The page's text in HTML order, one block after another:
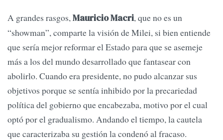
A grandes rasgos,Mauricio Macri, que no es un
“showman”, comparte la visión de Milei, si bien entiende
que sería mejor reformar el Estado para que se asemeje
más a los del mundo desarrollado que fantasear con
abolirlo. Cuando era presidente, no pudo alcanzar sus
objetivos porque se sentía inhibido por la precariedad
política del gobierno que encabezaba, motivo por el cual
optó por el gradualismo. Andando el tiempo, la cautela
que caracterizaba su gestión la condenó al fracaso.